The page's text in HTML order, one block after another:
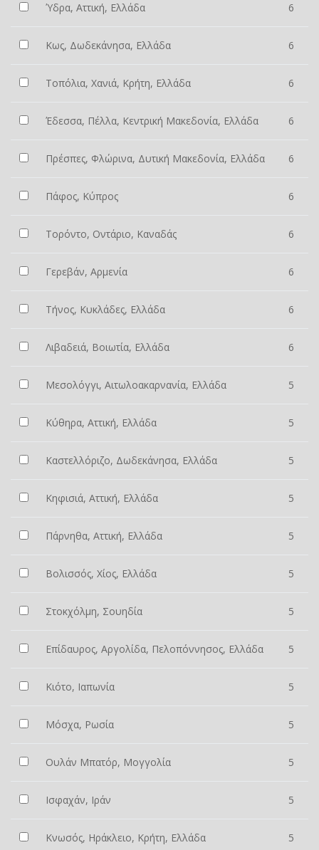
Ύδρα, Αττική, Ελλάδα 6
Κως, Δωδεκάνησα, Ελλάδα 6
Τοπόλια, Χανιά, Κρήτη, Ελλάδα 6
Έδεσσα, Πέλλα, Κεντρική Μακεδονία, Ελλάδα 6
Πρέσπες, Φλώρινα, Δυτική Μακεδονία, Ελλάδα 6
Πάφος, Κύπρος 6
Τορόντο, Οντάριο, Καναδάς 6
Γερεβάν, Αρμενία 6
Τήνος, Κυκλάδες, Ελλάδα 6
Λιβαδειά, Βοιωτία, Ελλάδα 6
Μεσολόγγι, Αιτωλοακαρνανία, Ελλάδα 5
Κύθηρα, Αττική, Ελλάδα 5
Καστελλόριζο, Δωδεκάνησα, Ελλάδα 5
Κηφισιά, Αττική, Ελλάδα 5
Πάρνηθα, Αττική, Ελλάδα 5
Βολισσός, Χίος, Ελλάδα 5
Στοκχόλμη, Σουηδία 5
Επίδαυρος, Αργολίδα, Πελοπόννησος, Ελλάδα 5
Κιότο, Ιαπωνία 5
Μόσχα, Ρωσία 5
Ουλάν Μπατόρ, Μογγολία 5
Ισφαχάν, Ιράν 5
Κνωσός, Ηράκλειο, Κρήτη, Ελλάδα 5